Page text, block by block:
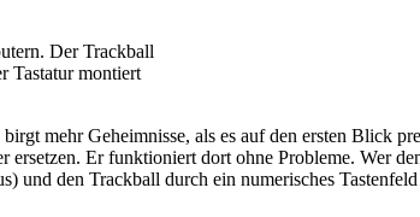
Der Trackball
Tastatur montiert
mehr Geheimnisse, als es auf den ersten Blick
Er funktioniert dort ohne Probleme. Wer
und den Trackball durch ein numerisches